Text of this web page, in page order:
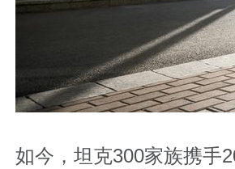
如今，坦克300家族携手